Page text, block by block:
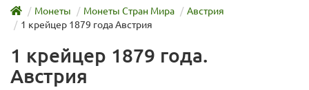
Монеты Монеты Стран Мира
Австрия
1 крейцер 1879 года Австрия
1 крейцер 1879 года.
Австрия